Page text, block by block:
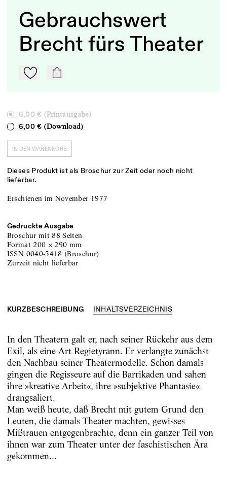
Gebrauchswert
Brecht fürs Theater
Zu Mein-TdZ hinzufügen
mail
6,00 €(Printausgabe)
6,00 €(Download)
IN DEN WARENKORB
Dieses Produkt ist als Broschur zur Zeit oder noch nicht
lieferbar.
Erschienen im November 1977
Gedruckte Ausgabe
Broschur mit 88 Seiten
Format200 ×290 mm
ISSN 0040-5418 (Broschur)
zurzeit nicht lieferbar
KURZBESCHREIBUNG INHALTSVERZEICHNIS
In den Theatern galt er, nach seiner Rückehr aus dem
Exil, als eine Art Regietyrann. Er verlangte zunächst
den Nachbau seiner Theatermodelle. Schon damals
gingen die Regisseure auf die Barrikaden und sahen
ihre »kreative Arbeit«, ihre »subjektive Phantasie«
drangsaliert.
Man weiß heute, daß Brecht mit gutem Grund den
Leuten, die damals Theater machten, gewisses
Mißtrauen entgegenbrachte, denn ein ganzer Teil von
ihnen war zum Theater unter der faschistischen Ära
gekommen...